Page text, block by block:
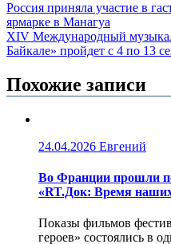
Россия приняла участие в
ярмарке в Манагуа
XIV Международный
Байкале» пройдет с 4 по 13
Похожие записи
24.04.2026 Евгений
Во Франции прошли
«RT.Док: Время наших
Показы фильмов
героев» состоялись в